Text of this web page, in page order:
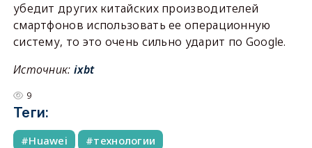
убедит других китайских производителей
смартфонов использовать ее операционную
систему, то это очень сильно ударит по Google.
Источник: ixbt
9
Теги:
Huawei технологии